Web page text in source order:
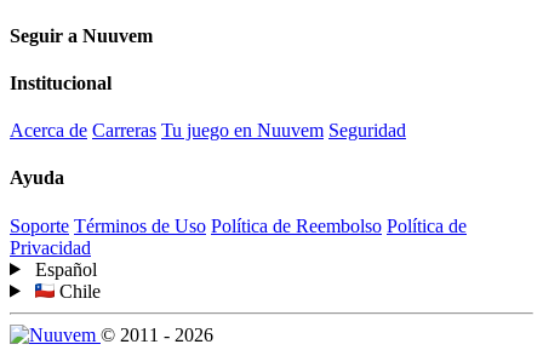
Seguir a Nuuvem
Institucional
Acerca de Carreras Tu juego en Nuuvem Seguridad
Ayuda
Soporte Términos de Uso Política de Reembolso Política de
Privacidad
Español
Chile
© 2011 - 2026